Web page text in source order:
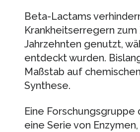
Beta-Lactams
Krankheitserregern
Jahrzehnten genutzt,
entdeckt wurden.
Maßstab auf
Synthese.
Eine
eine Serie von